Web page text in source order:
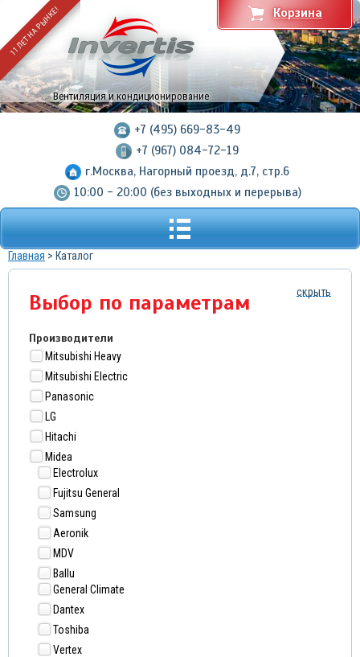
11 ЛЕТ НА РЫНКЕ!
Вентиляция и кондиционирование
+7 (495) 669-83-49
+7 (967) 084-72-19
г.Москва, Нагорный проезд, д.7, стр.6
10:00 - 20:00 (без выходных и перерыва)
Корзина
Главная > Каталог
Выбор по параметрам скрыть
Производители
Mitsubishi Heavy
Mitsubishi Electric
Panasonic
LG
Hitachi
Midea
Electrolux
Fujitsu General
Samsung
Aeronik
MDV
Ballu
General Climate
Dantex
Toshiba
Vertex